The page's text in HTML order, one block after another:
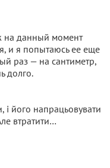
на данный момент
и я попытаюсь ее еще
раз — на сантиметр,
долго.
і його напрацьовувати
втратити…